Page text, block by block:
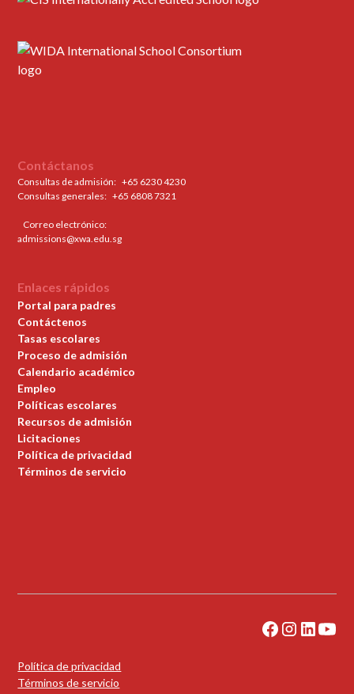
Contáctanos
Consultas de admisión:+65 6230 4230
Consultas generales: ‍+65 6808 7321
Correo electrónico:
admissions@xwa.edu.sg
Enlaces rápidos
Portal para padres
Contáctenos
Tasas escolares
Proceso de admisión
Calendario académico
Empleo
Políticas escolares
Recursos de admisión
Licitaciones
Política de privacidad
Términos de servicio
Política de privacidad
Términos de servicio